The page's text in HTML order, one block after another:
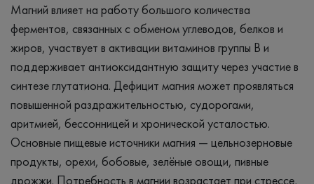
Магний влияет на работу большого количества
ферментов, связанных с обменом углеводов, белков и
жиров, участвует в активации витаминов группы B и
поддерживает антиоксидантную защиту через участие в
синтезе глутатиона. Дефицит магния может проявляться
повышенной раздражительностью, судорогами,
аритмией, бессонницей и хронической усталостью.
Основные пищевые источники магния — цельнозерновые
продукты, орехи, бобовые, зелёные овощи, пивные
дрожжи. Потребность в магнии возрастает при стрессе,